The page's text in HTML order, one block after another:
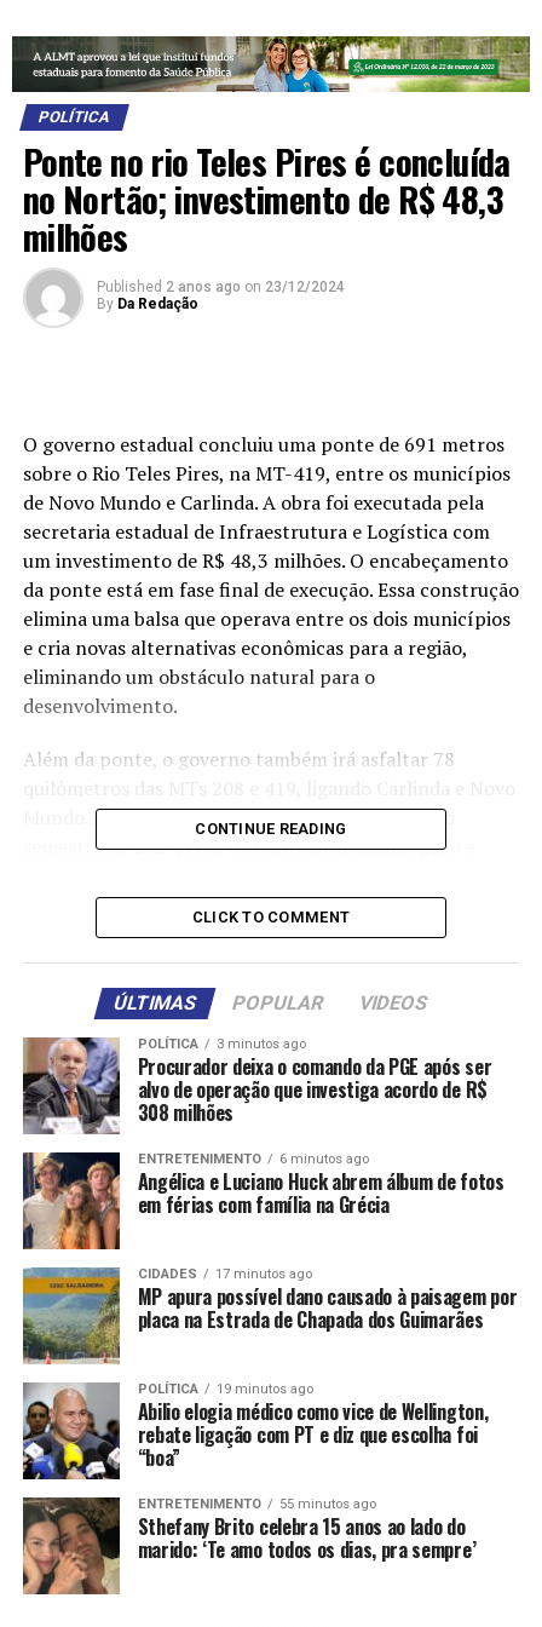
POLÍTICA
Ponte no rio Teles Pires é concluída
no Nortão; investimento de R$ 48,3
milhões
Published 2 anos ago on 23/12/2024
By Da Redação
O governo estadual concluiu uma ponte de 691 metros
sobre o Rio Teles Pires, na MT-419, entre os municípios
de Novo Mundo e Carlinda. A obra foi executada pela
secretaria estadual de Infraestrutura e Logística com
um investimento de R$ 48,3 milhões. O encabeçamento
da ponte está em fase final de execução. Essa construção
elimina uma balsa que operava entre os dois municípios
e cria novas alternativas econômicas para a região,
eliminando um obstáculo natural para o
desenvolvimento.
Além da ponte, o governo também irá asfaltar 78
Mundo. A obra foi licitada pela Sinfra no segundo
semestre de 2024, com o resultado já homologado e
O investimento na obra é de R$ 103,4 milhões, divididos
em dois lotes, sendo um de 28,87 km entre Carlinda e a
nova ponte, e outro de 46,8 km do Rio Teles Pires até
Novo Mundo.
“A nova ponte e o asfalto da MT-419 vai interligar toda
essa região. Vai ser uma saída da produção para a BR-
163. A distância entre a região de Alta Floresta até a BR
vai diminuir em mais de 100 km”, afirmou o secretário de
Infraestrutura, Marcelo de Oliveira.
O secretário Marcelo de Oliveira explicou que essa é uma
das obras que ajudam a integrar a região Norte mato-
grossense. “Nós estamos fazendo a antiga BR-174 na
região Noroeste, a ponte do Juruena, terminamos a MT-
208 até Nova Bandeirantes e vamos fazer esse asfalto da
MT-419. Com isso, vai ser possível sair da região de
Colniza e Aripuanã e chegar até a BR-163 em Guarantã
do Norte e Matupá apenas por vias asfaltadas. Eram
regiões que não conversavam entre si e que vão passar a
ser integradas”, afirmou o secretário.
Receba em seu WhatsApp informações publicadas em Só
Notícias. Clique aqui.
CONTINUE READING
CLICK TO COMMENT
ÚLTIMAS POPULAR VIDEOS
POLÍTICA 3 minutos ago
Procurador deixa o comando da PGE após ser
alvo de operação que investiga acordo de R$
308 milhões
ENTRETENIMENTO 6 minutos ago
Angélica e Luciano Huck abrem álbum de fotos
em férias com família na Grécia
CIDADES 17 minutos ago
MP apura possível dano causado à paisagem por
placa na Estrada de Chapada dos Guimarães
POLÍTICA 19 minutos ago
Abilio elogia médico como vice de Wellington,
rebate ligação com PT e diz que escolha foi
“boa”
ENTRETENIMENTO 55 minutos ago
Sthefany Brito celebra 15 anos ao lado do
marido: ‘Te amo todos os dias, pra sempre’